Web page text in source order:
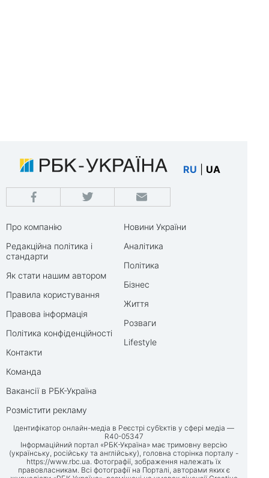
RU UA
Про компанію
Редакційна політика і
стандарти
Як стати нашим автором
Правила користування
Правова інформація
Політика конфіденційності
Контакти
Команда
Вакансії в РБК-Україна
Розмістити рекламу
Новини України
Аналітика
Політика
Бізнес
Життя
Розваги
Lifestyle
Ідентифікатор онлайн-медіа в Реєстрі суб’єктів у сфері медіа —
R40-05347
Інформаційний портал «РБК-Україна» має тримовну версію
(українську, російську та англійську), головна сторінка порталу -
https://www.rbc.ua. Фотографії, зображення належать їх
правовласникам. Всі фотографії на Порталі, авторами яких є